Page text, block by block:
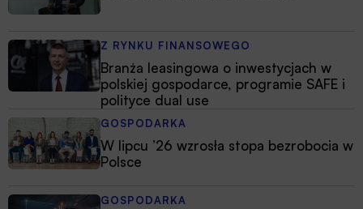
Z RYNKU FINANSOWEGO
Branża leasingowa o inwestycjach w
polskiej gospodarce, programie SAFE i
polityce dual use
GOSPODARKA
W lipcu ’26 wzrosła stopa bezrobocia w
Polsce
GOSPODARKA